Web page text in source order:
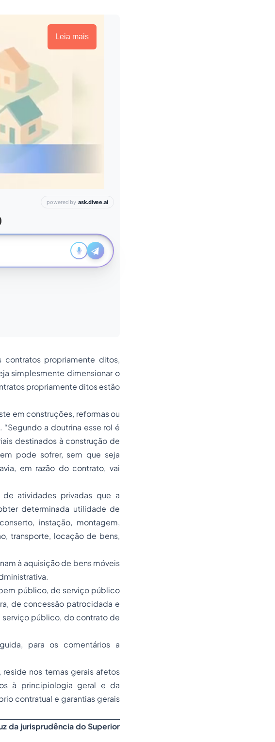
Leia mais
propriamente ditos,
simplesmente dimensionar o
propriamente ditos estão
em construções, reformas ou
a doutrina esse rol é
destinados à construção de
pode sofrer, sem que seja
em razão do contrato, vai
atividades privadas que a
determinada utilidade de
instação, montagem,
transporte, locação de bens,
à aquisição de bens móveis
público, de serviço público
de concessão patrocidada e
público, do contrato de
para os comentários a
nos temas gerais afetos
à principiologia geral e da
contratual e garantias gerais
da jurisprudência do Superior